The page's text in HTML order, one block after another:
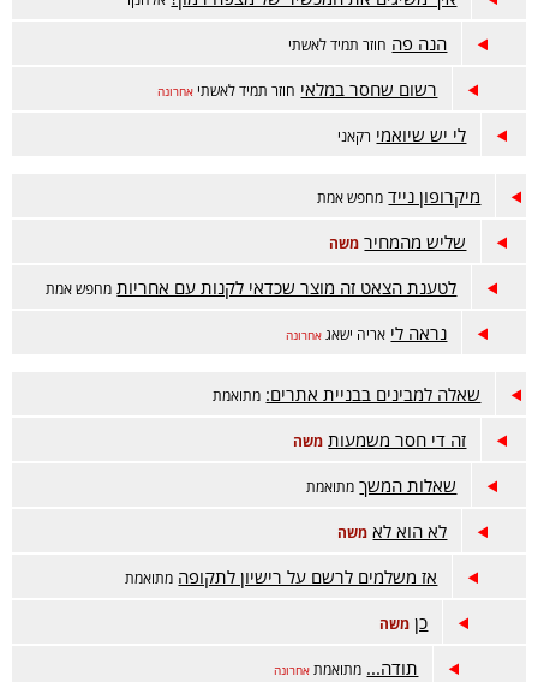
הנה פה חוזר תמיד לאשתי
רשום שחסר במלאי חוזר תמיד לאשתי אחרונה
לי יש שיואמי רקאני
מיקרופון נייד מחפש אמת
שליש מהמחיר משה
לטענת הצאט זה מוצר שכדאי לקנות עם אחריות מחפש אמת
נראה לי אריה ישאג אחרונה
שאלה למבינים בבניית אתרים: מתואמת
זה די חסר משמעות משה
שאלות המשך מתואמת
לא הוא לא משה
אז משלמים לרשם על רישיון לתקופה מתואמת
כן משה
תודה... מתואמת אחרונה